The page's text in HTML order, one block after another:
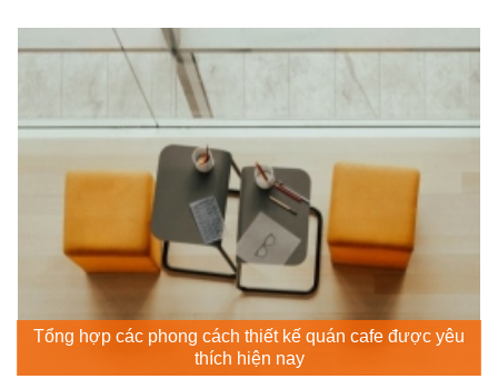
Tổng hợp các phong cách thiết kế quán cafe được yêu
thích hiện nay